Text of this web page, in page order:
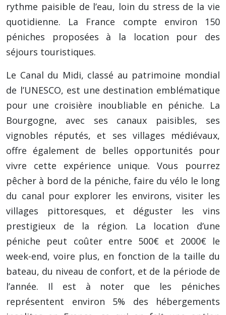
rythme paisible de l’eau, loin du stress de la vie
quotidienne. La France compte environ 150
péniches proposées à la location pour des
séjours touristiques.
Le Canal du Midi, classé au patrimoine mondial
de l’UNESCO, est une destination emblématique
pour une croisière inoubliable en péniche. La
Bourgogne, avec ses canaux paisibles, ses
vignobles réputés, et ses villages médiévaux,
offre également de belles opportunités pour
vivre cette expérience unique. Vous pourrez
pêcher à bord de la péniche, faire du vélo le long
du canal pour explorer les environs, visiter les
villages pittoresques, et déguster les vins
prestigieux de la région. La location d’une
péniche peut coûter entre 500€ et 2000€ le
week-end, voire plus, en fonction de la taille du
bateau, du niveau de confort, et de la période de
l’année. Il est à noter que les péniches
représentent environ 5% des hébergements